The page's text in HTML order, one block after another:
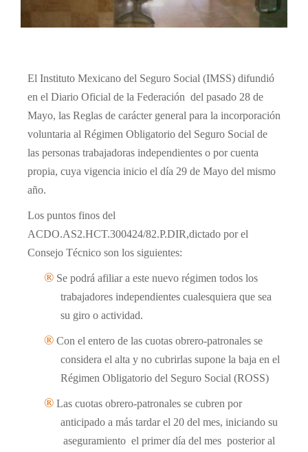
El Instituto Mexicano del Seguro Social (IMSS) difundió
en el Diario Oficial de la Federación del pasado 28 de
Mayo, las Reglas de carácter general para la incorporación
voluntaria al Régimen Obligatorio del Seguro Social de
las personas trabajadoras independientes o por cuenta
propia, cuya vigencia inicio el día 29 de Mayo del mismo
año.
Los puntos finos del
ACDO.AS2.HCT.300424/82.P.DIR,dictado por el
Consejo Técnico son los siguientes:
® Se podrá afiliar a este nuevo régimen todos los
trabajadores independientes cualesquiera que sea
su giro o actividad.
® Con el entero de las cuotas obrero-patronales se
considera el alta y no cubrirlas supone la baja en el
Régimen Obligatorio del Seguro Social (ROSS)
® Las cuotas obrero-patronales se cubren por
anticipado a más tardar el 20 del mes, iniciando su
aseguramiento el primer día del mes posterior al